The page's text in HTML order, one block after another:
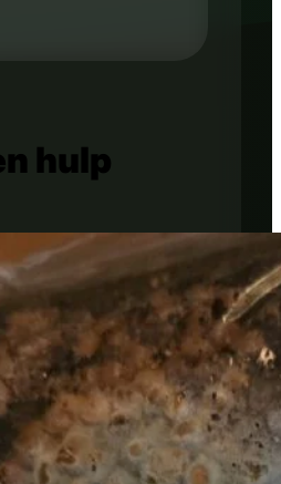
hulp